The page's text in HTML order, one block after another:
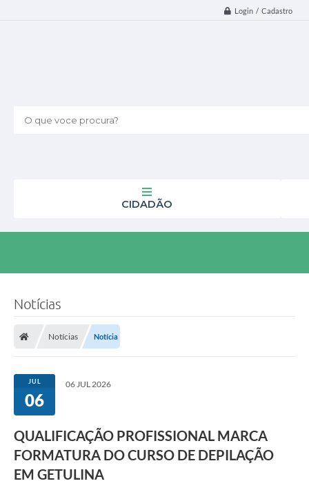
Login / Cadastro
O que voce procura?
CIDADÃO
Notícias
Notícias Notícia
JUL
06
06 JUL 2026
QUALIFICAÇÃO PROFISSIONAL MARCA
FORMATURA DO CURSO DE DEPILAÇÃO
EM GETULINA